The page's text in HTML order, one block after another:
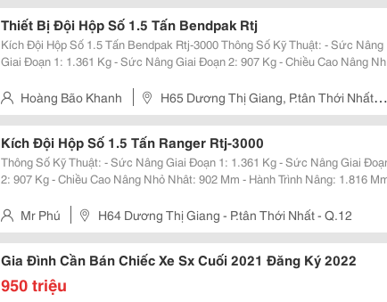
Thiết Bị Đội Hộp Số 1.5 Tấn Bendpak Rtj
Kích Đội Hộp Số 1.5 Tấn Bendpak Rtj-3000 Thông Số Kỹ Thuật: - Sức Nâng
Giai Đoạn 1: 1.361 Kg - Sức Nâng Giai Đoạn 2: 907 Kg - Chiều Cao Nâng Nhỏ
864X864Mm
Hoàng Bão Khanh
H65 Dương Thị Giang, P.tân Thới Nhất,
Quận 12
Kích Đội Hộp Số 1.5 Tấn Ranger Rtj-3000
Thông Số Kỹ Thuật: - Sức Nâng Giai Đoạn 1: 1.361 Kg - Sức Nâng Giai Đoạn
2: 907 Kg - Chiều Cao Nâng Nhỏ Nhât: 902 Mm - Hành Trình Nâng: 1.816 Mm -
Mr Phú H64 Dương Thị Giang - P.tân Thới Nhất - Q.12
Gia Đình Cần Bán Chiếc Xe Sx Cuối 2021 Đăng Ký 2022
950 triệu